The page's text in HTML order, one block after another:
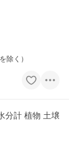
除く）
分計 植物 土壌